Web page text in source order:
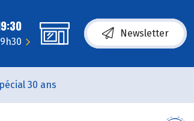
Newsletter
30 ans